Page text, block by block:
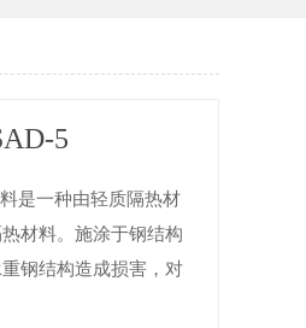
5
是一种由轻质隔热材
材料。施涂于钢结构
钢结构造成损害，对